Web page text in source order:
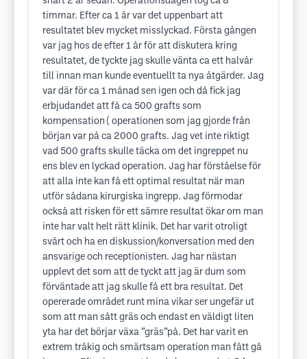
timmar. Efter ca 1 år var det uppenbart att
resultatet blev mycket misslyckad. Första gången
var jag hos de efter 1 år för att diskutera kring
resultatet, de tyckte jag skulle vänta ca ett halvår
till innan man kunde eventuellt ta nya åtgärder. Jag
var där för ca 1 månad sen igen och då fick jag
erbjudandet att få ca 500 grafts som
kompensation ( operationen som jag gjorde från
början var på ca 2000 grafts. Jag vet inte riktigt
vad 500 grafts skulle täcka om det ingreppet nu
ens blev en lyckad operation. Jag har förståelse för
att alla inte kan få ett optimal resultat när man
utför sådana kirurgiska ingrepp. Jag förmodar
också att risken för ett sämre resultat ökar om man
inte har valt helt rätt klinik. Det har varit otroligt
svårt och ha en diskussion/konversation med den
ansvarige och receptionisten. Jag har nästan
upplevt det som att de tyckt att jag är dum som
förväntade att jag skulle få ett bra resultat. Det
opererade området runt mina vikar ser ungefär ut
som att man sått gräs och endast en väldigt liten
yta har det börjar växa ”gräs”på. Det har varit en
extrem tråkig och smärtsam operation man fått gå